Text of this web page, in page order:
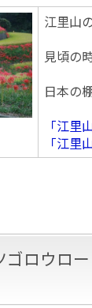
江里山
見頃の
日本の
「江
「江
ロウロ